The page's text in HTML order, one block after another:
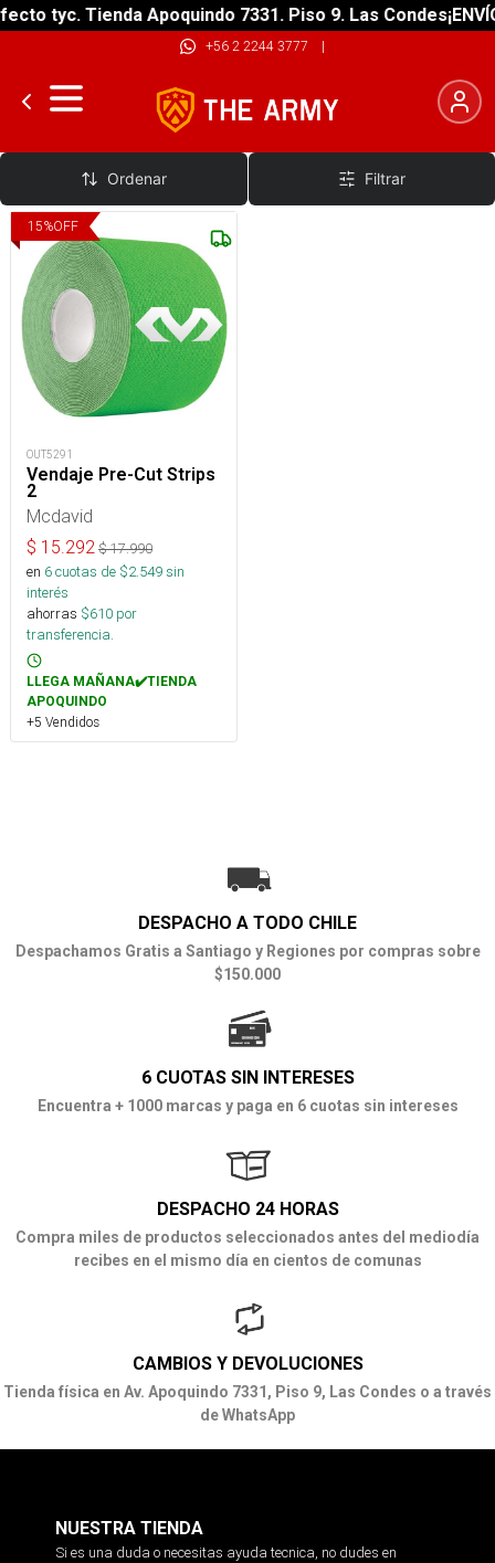
tyc. Tienda Apoquindo 7331. Piso 9. Las Condes
+56 2 2244 3777 |
Cinta neuromuscular
Ordenar Filtrar
15%OFF
OUT5291
Vendaje Pre-Cut Strips
2
Mcdavid
$ 15.292 $17.990
en 6cuotas de $2.549sin
interés
ahorras $610 por
transferencia.
LLEGA MAÑANA✔️TIENDA
APOQUINDO
+5 Vendidos
DESPACHO A TODO CHILE
Despachamos Gratis a Santiago y Regiones por compras sobre
$150.000
6 CUOTAS SIN INTERESES
Encuentra + 1000 marcas y paga en 6 cuotas sin intereses
DESPACHO 24 HORAS
Compra miles de productos seleccionados antes del mediodía
recibes en el mismo día en cientos de comunas
CAMBIOS Y DEVOLUCIONES
Tienda física en Av. Apoquindo 7331, Piso 9, Las Condes o a través
de WhatsApp
NUESTRA TIENDA
Si es una duda o necesitas ayuda tecnica, no dudes en